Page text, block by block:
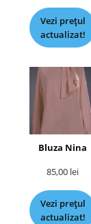
Vezi prețul
actualizat!
Bluza Nina
85,00 lei
Vezi prețul
actualizat!